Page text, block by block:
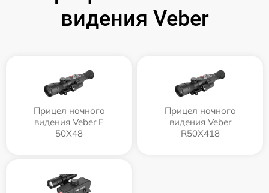
видения Veber
Прицел ночного
видения Veber E
50X48
Прицел ночного
видения Veber
R50X418